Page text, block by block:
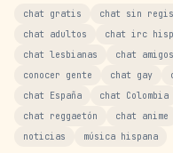
chat gratis chat sin
chat adultos
chat irc
chat lesbianas
chat amigos
conocer gente
chat gay
chat España
chat Colombia
chat reggaetón
chat anime
noticias
música hispana